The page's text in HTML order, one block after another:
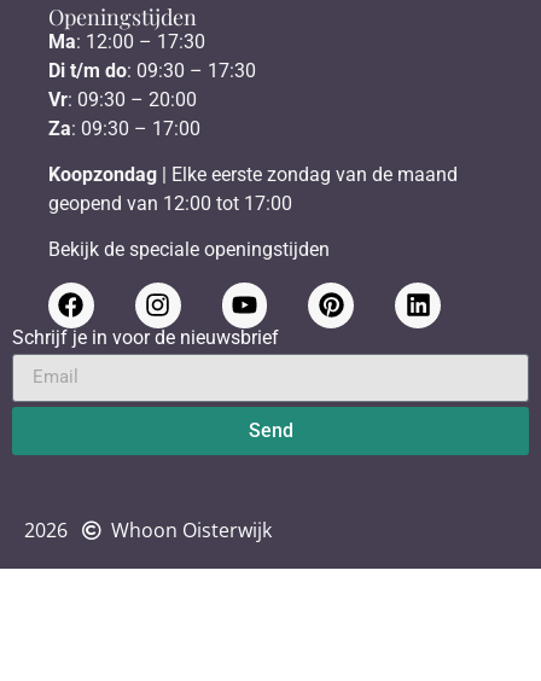
Openingstijden
Ma: 12:00 – 17:30
Di t/m do: 09:30 – 17:30
Vr: 09:30 – 20:00
Za: 09:30 – 17:00
Koopzondag | Elke eerste zondag van de maand
geopend van 12:00 tot 17:00
Bekijk de speciale openingstijden
Schrijf je in voor de nieuwsbrief
Send
2026 Whoon Oisterwijk